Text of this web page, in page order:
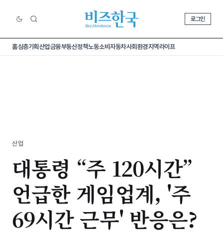
로그인
홈심층기획산업금융부동산정책노동소비 자동차사회환경지역라이프
산업
대통령 “주 120시간”
언급한 게임업계, '주
69시간 근무' 반응은?